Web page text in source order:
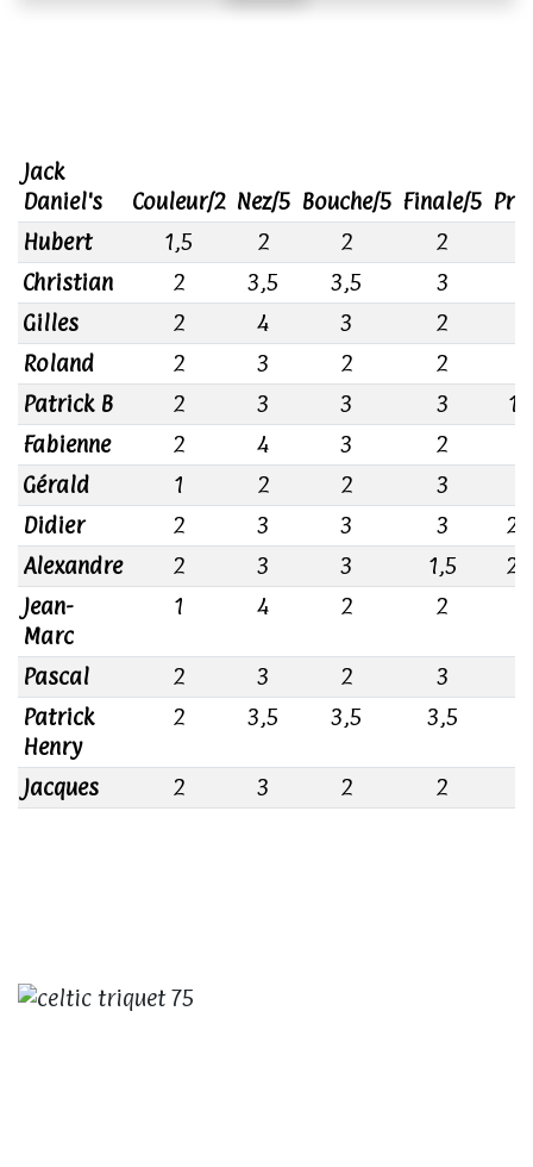
Jack
Daniel's
Couleur/2 Nez/5 Bouche/5 Finale/5
Hubert
1,5 2 2 2
Christian
2 3,5 3,5 3
Gilles
2 4 3 2
Roland
2 3 2 2
Patrick B
2 3 3 3
Fabienne
2 4 3 2
Gérald
1 2 2 3
Didier
2 3 3 3
Alexandre
2 3 3 1,5
Jean-
Marc
1 4 2 2
Pascal 2 3 2 3
Patrick
Henry
2 3,5 3,5 3,5
Jacques 2 3 2 2